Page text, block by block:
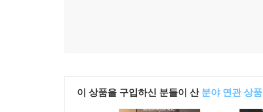
이 상품을 구입하신 분들이 산 분야 연관 상품